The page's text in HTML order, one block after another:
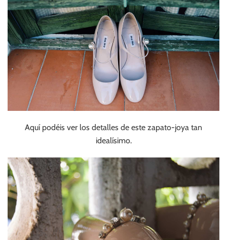
Aquí podéis ver los detalles de este zapato-joya tan
idealísimo.